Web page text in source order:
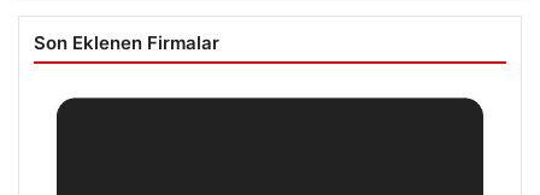
Son Eklenen Firmalar